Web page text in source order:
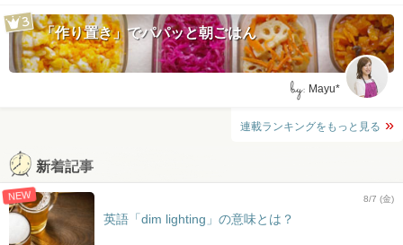
「作り置き」でパパッと朝ごはん
by: Mayu*
連載ランキングをもっと見る
新着記事
NEW 8/7 (金)
英語「dim lighting」の意味とは？